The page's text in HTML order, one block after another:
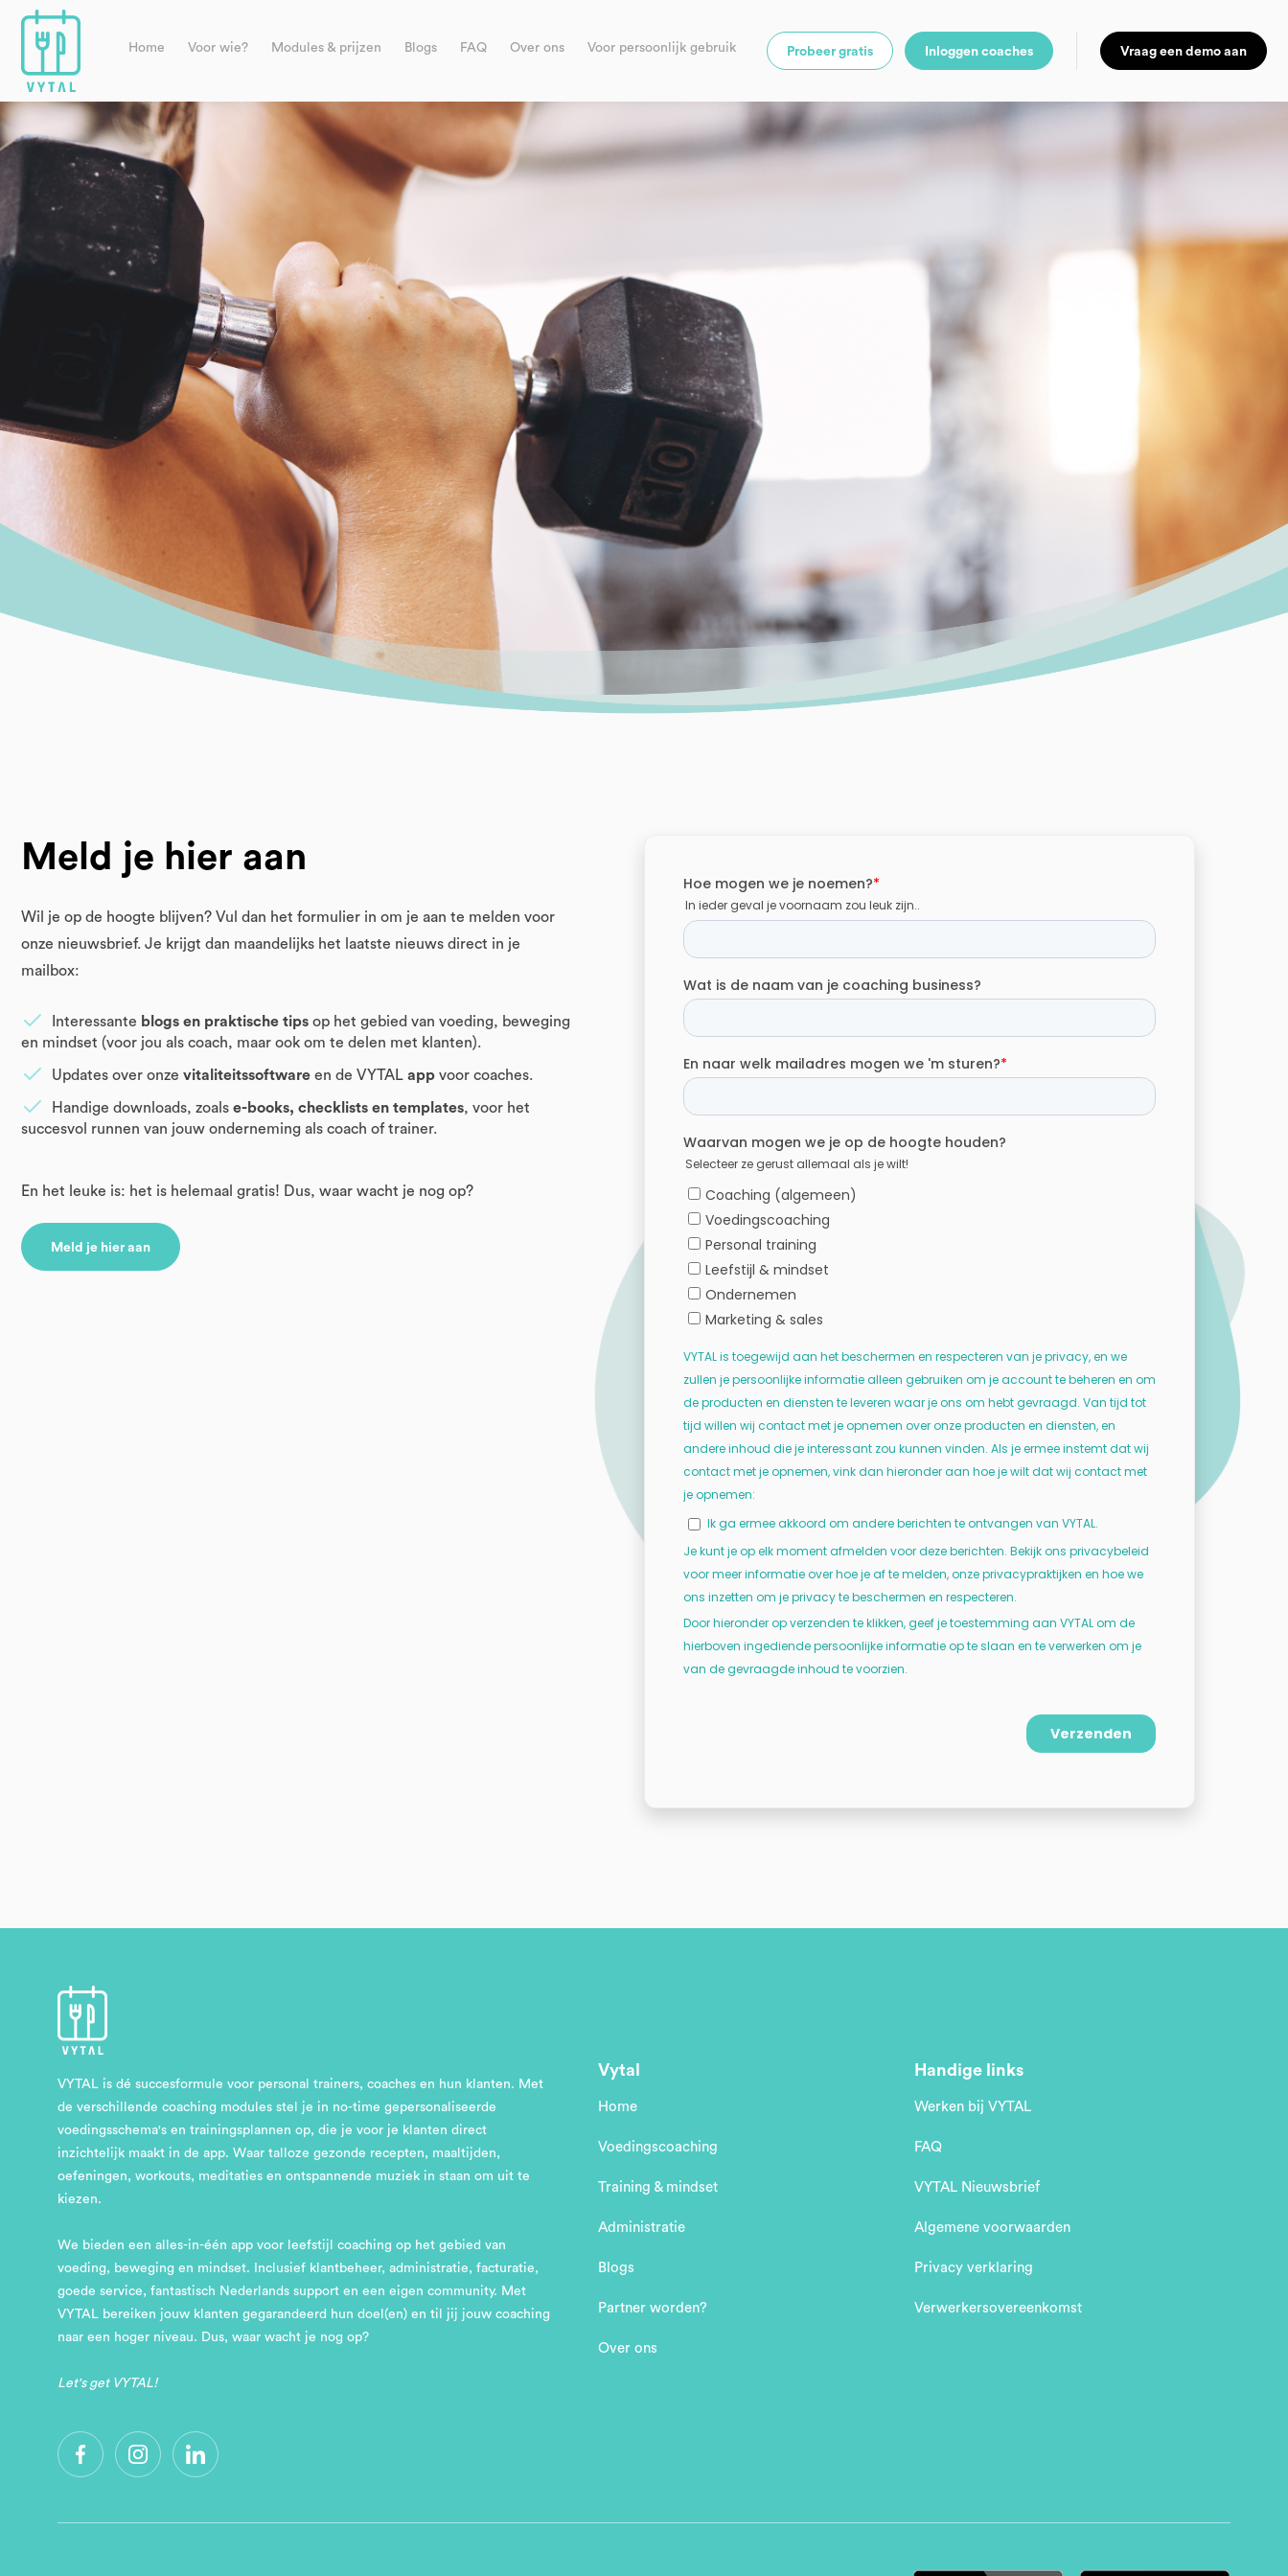
Home Voor wie? Modules & prijzen Blogs FAQ Over ons Voor persoonlijk gebruik Probeer gratis Inloggen coaches Vraag een demo aan
Meld je hier aan
Wil je op de hoogte blijven? Vul dan het formulier in om je aan te melden voor
onze nieuwsbrief. Je krijgt dan maandelijks het laatste nieuws direct in je
mailbox:
Interessante blogs en praktische tips op het gebied van voeding, beweging
en mindset (voor jou als coach, maar ook om te delen met klanten).
Updates over onze vitaliteitssoftware en de VYTAL app voor coaches.
Handige downloads, zoals e-books, checklists en templates, voor het
succesvol runnen van jouw onderneming als coach of trainer.
En het leuke is: het is helemaal gratis! Dus, waar wacht je nog op?
Meld je hier aan
VYTAL is dé succesformule voor personal trainers, coaches en hun klanten. Met
de verschillende coaching modules stel je in no-time gepersonaliseerde
voedingsschema's en trainingsplannen op, die je voor je klanten direct
inzichtelijk maakt in de app. Waar talloze gezonde recepten, maaltijden,
oefeningen, workouts, meditaties en ontspannende muziek in staan om uit te
kiezen.
We bieden een alles-in-één app voor leefstijl coaching op het gebied van
voeding, beweging en mindset. Inclusief klantbeheer, administratie, facturatie,
goede service, fantastisch Nederlands support en een eigen community. Met
VYTAL bereiken jouw klanten gegarandeerd hun doel(en) en til jij jouw coaching
naar een hoger niveau. Dus, waar wacht je nog op?
Let's get VYTAL!
Vytal
Home
Voedingscoaching
Training & mindset
Administratie
Blogs
Partner worden?
Over ons
Handige links
Werken bij VYTAL
FAQ
VYTAL Nieuwsbrief
Algemene voorwaarden
Privacy verklaring
Verwerkersovereenkomst